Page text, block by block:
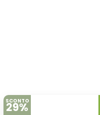
SCONTO
29%